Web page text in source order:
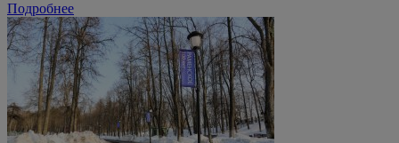
Подробнее